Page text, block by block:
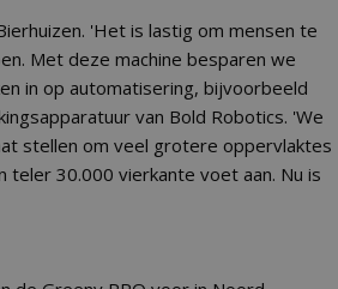
'Het is lastig om mensen te
Met deze machine besparen we
in op automatisering, bijvoorbeeld
van Bold Robotics. 'We
stellen om veel grotere oppervlaktes
30.000 vierkante voet aan. Nu is